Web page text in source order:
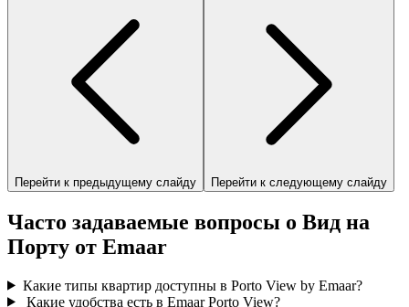
Перейти к предыдущему слайду Перейти к следующему слайду
Часто задаваемые вопросы о Вид на
Порту от Emaar
Какие типы квартир доступны в Porto View by Emaar?
Какие удобства есть в Emaar Porto View?